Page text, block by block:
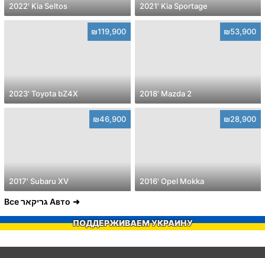
2022' Kia Seltos 2021' Kia Sportage
₪119,900
2023' Toyota bZ4X
₪53,900
2018' Mazda 2
₪46,900
2017' Subaru XV
₪28,900
2016' Opel Mokka
Все גריקאר Авто
ПОДДЕРЖИВАЕМ УКРАИНУ